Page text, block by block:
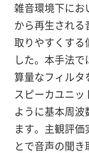
雑音環境下にお
から再生される
取りやすくする
した。本手法
算量なフィル
スピーカユニ
ように基本周
ます。主観評
とで音声の聞